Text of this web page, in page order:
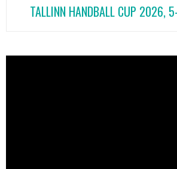
TALLINN HANDBALL CUP 2026,